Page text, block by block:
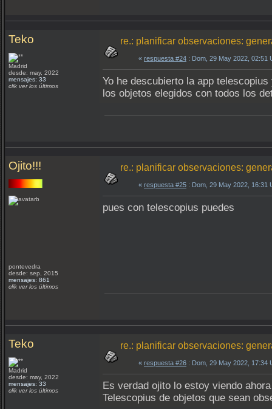
Teko
Madrid
desde: may, 2022
mensajes: 33
clik ver los últimos
re.: planificar observaciones:
« respuesta #24 : Dom, 29 May 2022, 02:51
Yo he descubierto la app
los objetos elegidos con todos los
Ojito!!!
pontevedra
desde: sep, 2015
mensajes: 861
clik ver los últimos
re.: planificar observaciones:
« respuesta #25 : Dom, 29 May 2022, 16:31
pues con telescopius puedes
Teko
Madrid
desde: may, 2022
mensajes: 33
clik ver los últimos
re.: planificar observaciones:
« respuesta #26 : Dom, 29 May 2022, 17:34
Es verdad ojito lo estoy viendo
Telescopius de objetos que sean